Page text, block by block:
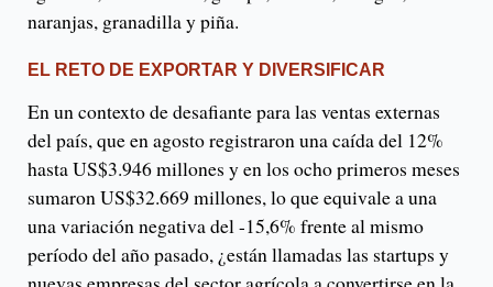
naranjas, granadilla y piña.
EL RETO DE EXPORTAR Y DIVERSIFICAR
En un contexto de desafiante para las ventas externas
del país, que en agosto registraron una caída del 12%
hasta US$3.946 millones y en los ocho primeros meses
sumaron US$32.669 millones, lo que equivale a una
una variación negativa del -15,6% frente al mismo
período del año pasado, ¿están llamadas las startups y